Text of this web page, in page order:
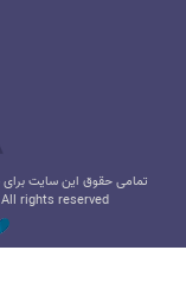
تمامی حقوق این سایت برای
rights reserved